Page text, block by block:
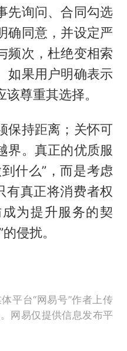
先询问、合同勾选
确同意，并设定严
频次，杜绝变相索
如果用户明确表示
尊重其选择。
保持距离；关怀可
界。真正的优质服
什么”，而是考虑
有真正将消费者权
为提升服务的契
侵扰。
平台“网易号”作者上传
网易仅提供信息发布平